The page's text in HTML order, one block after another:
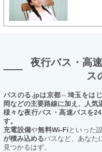
夜行バス・高
ス
バスのる.jpは京都⇔埼玉をは
岡などの主要路線に加え、人
様々な夜行バス・高速バスを
す。
充電設備や無料Wi-Fiといった
が積み込めるバスなど、あなた
見つかるはず。